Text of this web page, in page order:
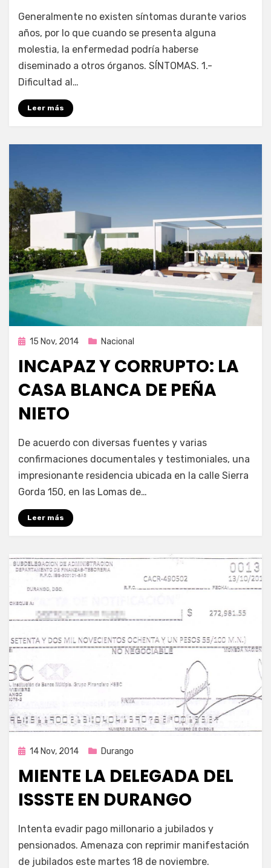
Enrique
Generalmente no existen síntomas durante varios
años, por lo que cuando se presenta alguna
molestia, la enfermedad podría haberse
diseminado a otros órganos. SÍNTOMAS. 1.-
Dificultad al…
Leer más
Publicada
15 Nov, 2014 Nacional
INCAPAZ Y CORRUPTO: LA
CASA BLANCA DE PEÑA
NIETO
Enrique
De acuerdo con diversas fuentes y varias
confirmaciones documentales y testimoniales, una
impresionante residencia ubicada en la calle Sierra
Gorda 150, en las Lomas de…
Leer más
Publicada
14 Nov, 2014 Durango
MIENTE LA DELEGADA DEL
ISSSTE EN DURANGO
porEnrique
Intenta evadir pago millonario a jubilados y
pensionados. Amenaza con reprimir manifestación
de jubilados este martes 18 de noviembre.